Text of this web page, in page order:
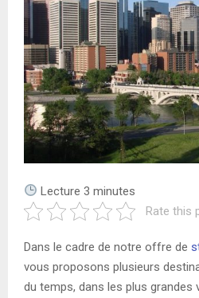
E
N
U
Lecture 3 minutes
Rate this
Dans le cadre de notre offre de
vous proposons plusieurs
du temps, dans les plus grandes